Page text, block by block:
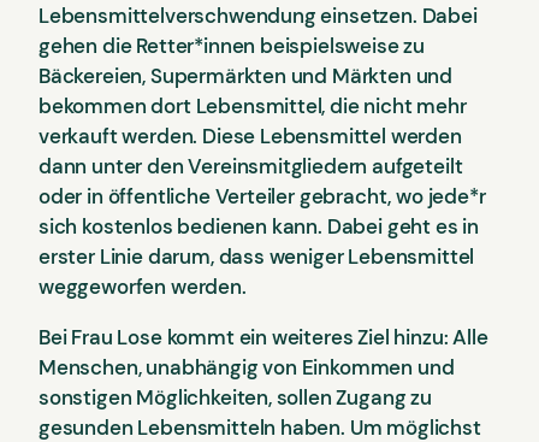
Lebensmittelverschwendung einsetzen. Dabei
gehen die Retter*innen beispielsweise zu
Bäckereien, Supermärkten und Märkten und
bekommen dort Lebensmittel, die nicht mehr
verkauft werden. Diese Lebensmittel werden
dann unter den Vereinsmitgliedern aufgeteilt
oder in öffentliche Verteiler gebracht, wo jede*r
sich kostenlos bedienen kann. Dabei geht es in
erster Linie darum, dass weniger Lebensmittel
weggeworfen werden.
Bei Frau Lose kommt ein weiteres Ziel hinzu: Alle
Menschen, unabhängig von Einkommen und
sonstigen Möglichkeiten, sollen Zugang zu
gesunden Lebensmitteln haben. Um möglichst